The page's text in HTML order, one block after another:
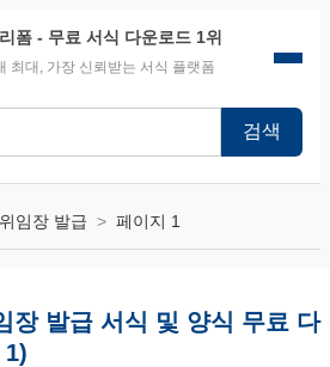
폼 - 무료 서식 다운로드 1위
최대, 가장 신뢰받는 서식 플랫폼
검색
임장 발급 페이지 1
장 발급 서식 및 양식 무료 다
1)